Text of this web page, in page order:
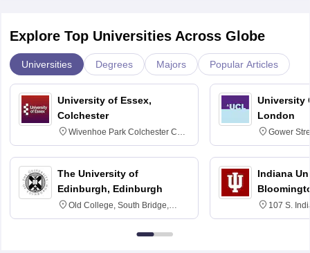
Explore Top Universities Across Globe
Universities Degrees Majors Popular Articles
University of Essex,
Colchester
Wivenhoe Park Colchester CO4
3SQ
The University of
Edinburgh, Edinburgh
Old College, South Bridge,
Edinburgh, Post Code EH8 9YL
University
London
Gower
6BT
Indiana
107 S.